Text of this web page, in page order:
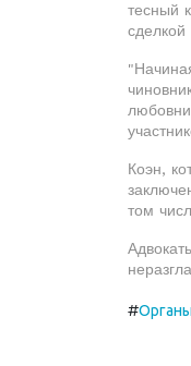
тесный
Коэн,
том
#